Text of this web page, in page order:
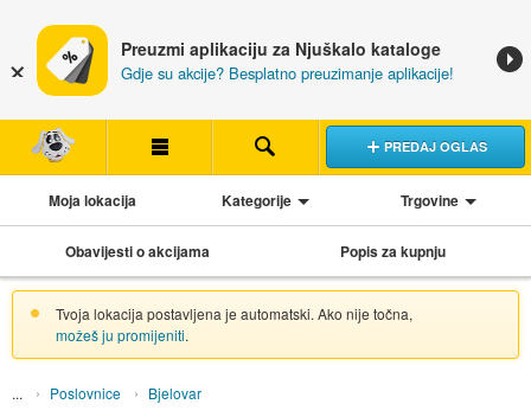
Preuzmi aplikaciju za Njuškalo kataloge
Gdje su akcije? Besplatno preuzimanje aplikacije!
PREDAJ OGLAS
Moja lokacija Kategorije Trgovine
Obavijesti o akcijama Popis za kupnju
Tvoja lokacija postavljena je automatski. Ako nije točna,
možeš ju promijeniti.
Poslovnice Bjelovar